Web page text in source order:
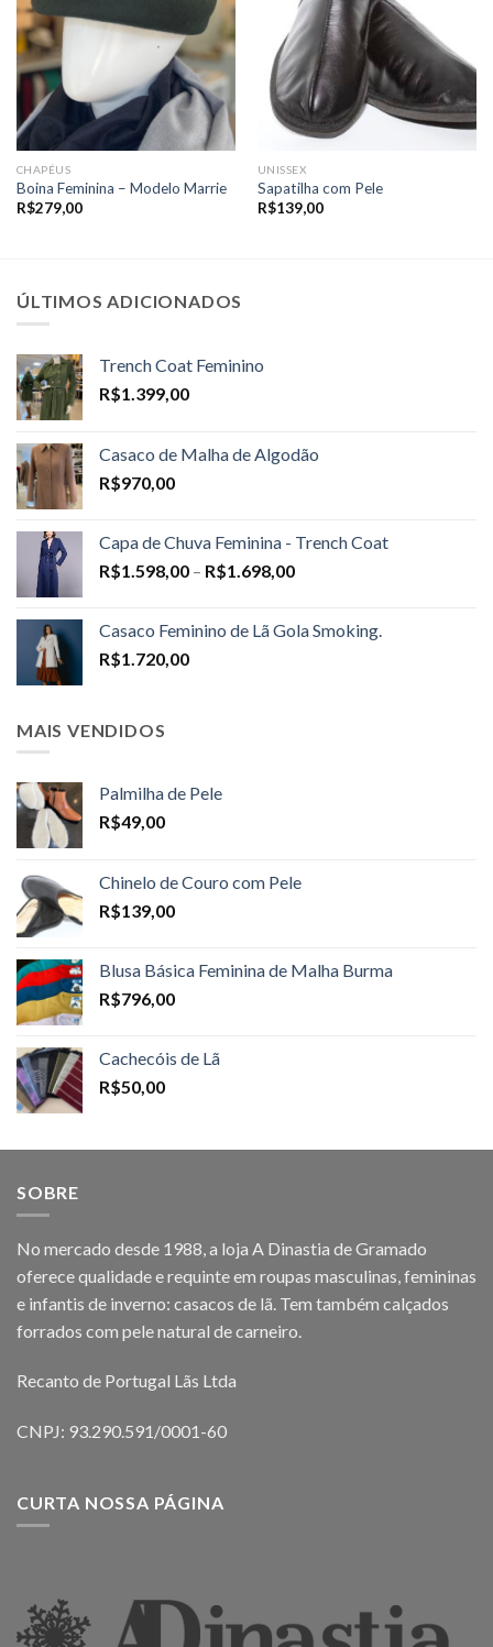
CHAPÉUS
Boina Feminina – Modelo Marrie
R$279,00
UNISSEX
Sapatilha com Pele
R$139,00
ÚLTIMOS ADICIONADOS
Trench Coat Feminino
R$1.399,00
Casaco de Malha de Algodão
R$970,00
Capa de Chuva Feminina - Trench Coat
R$1.598,00 – R$1.698,00Price
through
Casaco Feminino de Lã Gola Smoking.
R$1.720,00
MAIS VENDIDOS
Palmilha de Pele
R$49,00
Chinelo de Couro com Pele
R$139,00
Blusa Básica Feminina de Malha Burma
R$796,00
Cachecóis de Lã
R$50,00
SOBRE
No mercado desde 1988, a loja A Dinastia de Gramado
oferece qualidade e requinte em roupas masculinas, femininas
e infantis de inverno: casacos de lã. Tem também calçados
forrados com pele natural de carneiro.
Recanto de Portugal Lãs Ltda
CNPJ: 93.290.591/0001-60
CURTA NOSSA PÁGINA